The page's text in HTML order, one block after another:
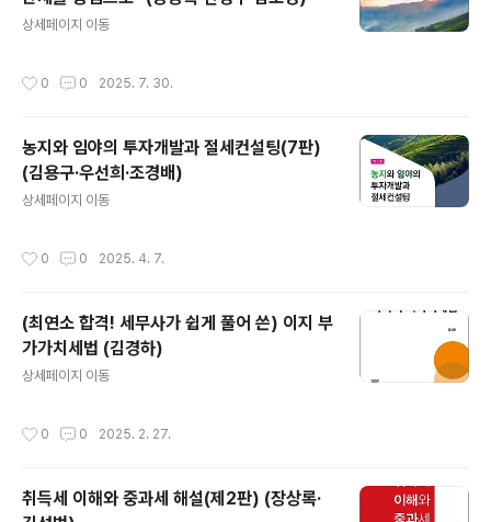
상세페이지 이동
0 0 2025. 7. 30.
농지와 임야의 투자개발과 절세컨설팅(7판)
(김용구·우선희·조경배)
상세페이지 이동
0 0 2025. 4. 7.
(최연소 합격! 세무사가 쉽게 풀어 쓴) 이지 부
가가치세법 (김경하)
상세페이지 이동
0 0 2025. 2. 27.
취득세 이해와 중과세 해설(제2판) (장상록·